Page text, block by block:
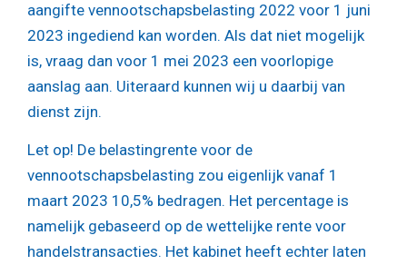
aangifte vennootschapsbelasting 2022 voor 1 juni
2023 ingediend kan worden. Als dat niet mogelijk
is, vraag dan voor 1 mei 2023 een voorlopige
aanslag aan. Uiteraard kunnen wij u daarbij van
dienst zijn.
Let op! De belastingrente voor de
vennootschapsbelasting zou eigenlijk vanaf 1
maart 2023 10,5% bedragen. Het percentage is
namelijk gebaseerd op de wettelijke rente voor
handelstransacties. Het kabinet heeft echter laten